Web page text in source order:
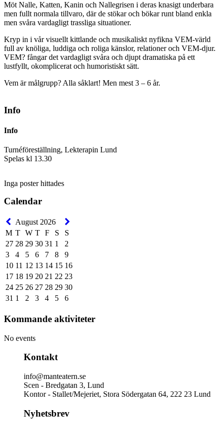
Möt Nalle, Katten, Kanin och Nallegrisen i deras knasigt underbara
men fullt normala tillvaro, där de stökar och bökar runt bland enkla
men svåra vardagligt trassliga situationer.
Kryp in i vår visuellt kittlande och musikaliskt nyfikna VEM-värld
full av knöliga, luddiga och roliga känslor, relationer och VEM-djur.
VEM? fångar det vardagligt svåra och djupt dramatiska på ett
lustfyllt, okomplicerat och humoristiskt sätt.
Vem är målgrupp? Alla såklart! Men mest 3 – 6 år.
Info
Info
Turnéföreställning, Lekterapin Lund
Spelas kl 13.30
Inga poster hittades
Calendar
August 2026
M T W T F S
S
27 28 29 30 31 1
2
3
4 5 6 7 8
9
10 11 12 13 14 15 16
17 18 19 20 21 22 23
24 25 26 27 28 29 30
31 1 2 3 4 5 6
Kommande aktiviteter
No events
Kontakt
info@manteatern.se
Scen - Bredgatan 3, Lund
Kontor - Stallet/Mejeriet, Stora Södergatan 64, 222 23 Lund
Nyhetsbrev